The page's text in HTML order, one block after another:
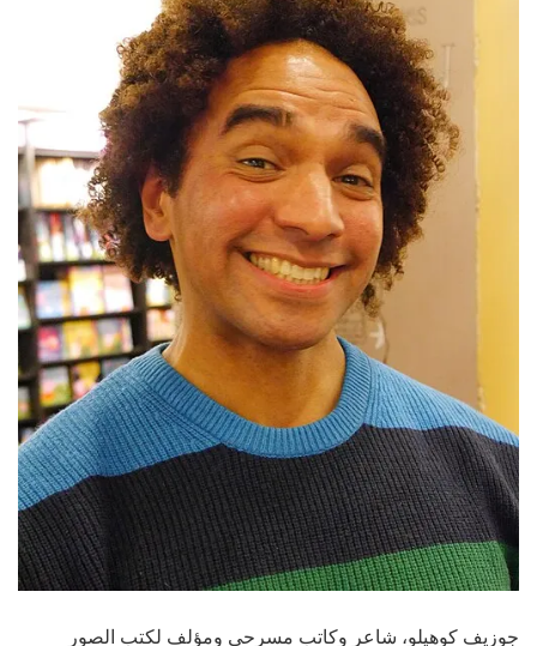
جوزيف كوهيلو، شاعر وكاتب مسرحي ومؤلف لكتب الصور